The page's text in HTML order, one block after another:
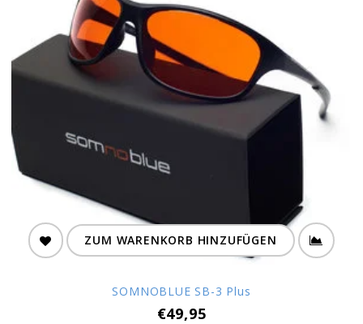
ZUM WARENKORB HINZUFÜGEN
SOMNOBLUE SB-3 Plus
€49,95